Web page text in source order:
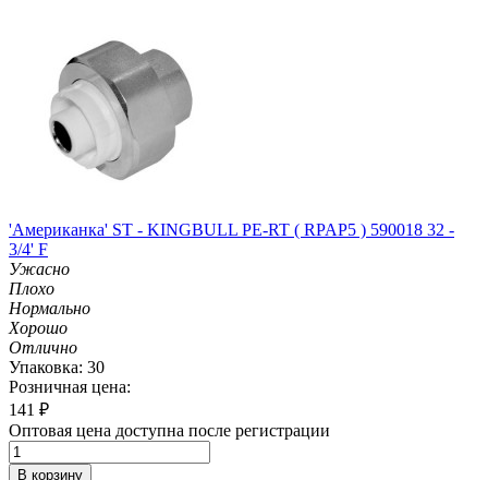
'Американка' ST - KINGBULL PE-RT ( RPAP5 ) 590018 32 -
3/4' F
Ужасно
Плохо
Нормально
Хорошо
Отлично
Упаковка: 30
Розничная цена:
141 ₽
Оптовая цена доступна после регистрации
В корзину